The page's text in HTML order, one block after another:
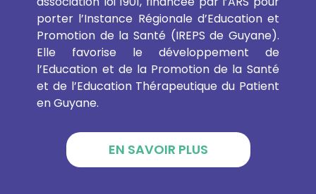
porter l’Instance Régionale d’Education et
Promotion de la Santé (IREPS de Guyane).
Elle favorise le développement de
l’Education et de la Promotion de la Santé
et de l’Education Thérapeutique du Patient
en Guyane.
EN SAVOIR PLUS